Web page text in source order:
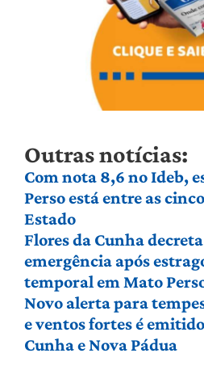
Outras notícias:
Com nota 8,6 no Ideb,
Perso está entre as
Estado
Flores da Cunha
emergência após
temporal em Mato
Novo alerta para
e ventos fortes é
Cunha e Nova Pádua